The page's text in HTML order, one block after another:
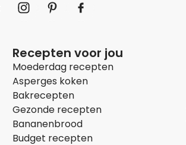
Recepten voor jou
Moederdag recepten
Asperges koken
Bakrecepten
Gezonde recepten
Bananenbrood
Budget recepten